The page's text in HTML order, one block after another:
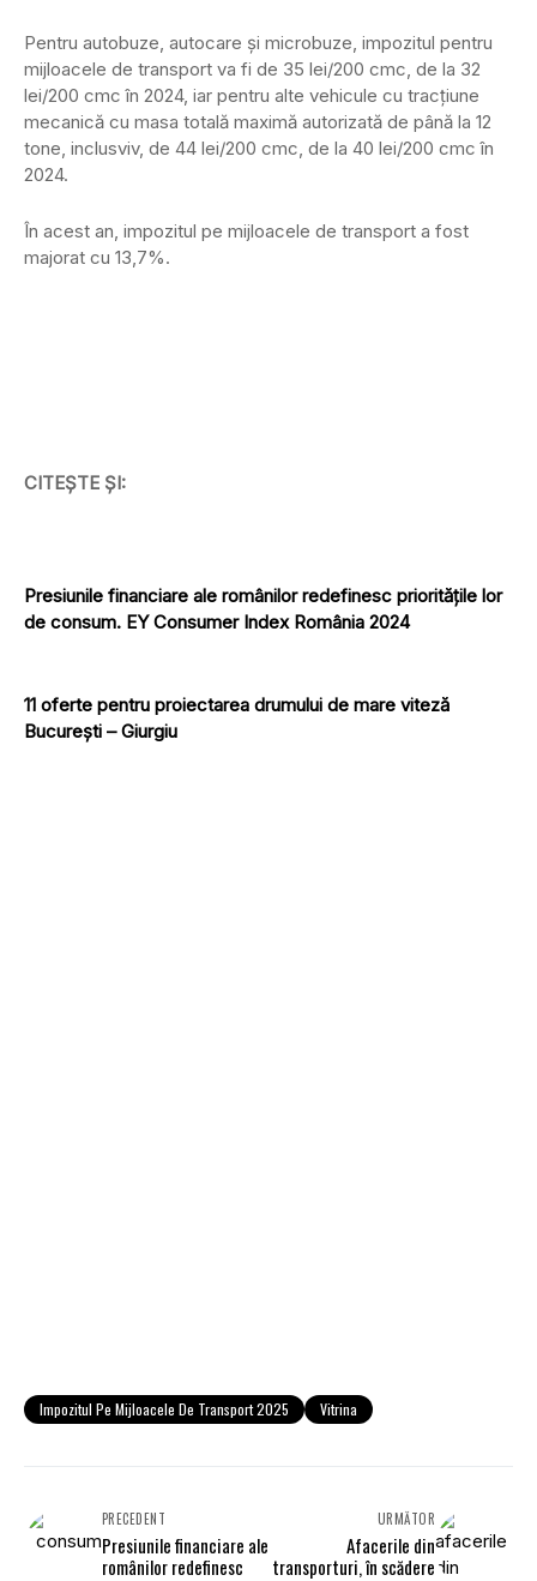
Pentru autobuze, autocare şi microbuze, impozitul pentru
mijloacele de transport va fi de 35 lei/200 cmc, de la 32
lei/200 cmc în 2024, iar pentru alte vehicule cu tracţiune
mecanică cu masa totală maximă autorizată de până la 12
tone, inclusviv, de 44 lei/200 cmc, de la 40 lei/200 cmc în
2024.
În acest an, impozitul pe mijloacele de transport a fost
majorat cu 13,7%.
CITEȘTE ȘI:
Presiunile financiare ale românilor redefinesc prioritățile lor
de consum. EY Consumer Index România 2024
11 oferte pentru proiectarea drumului de mare viteză
București – Giurgiu
Impozitul Pe Mijloacele De Transport 2025 Vitrina
PRECEDENT
Presiunile financiare ale
românilor redefinesc
URMĂTOR
Afacerile din
transporturi, în scădere